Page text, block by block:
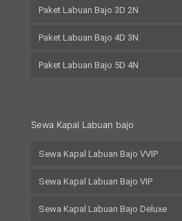
Paket Labuan Bajo 3D 2N
Paket Labuan Bajo 4D 3N
Paket Labuan Bajo 5D 4N
Sewa Kapal Labuan bajo
Sewa Kapal Labuan Bajo VVIP
Sewa Kapal Labuan Bajo VIP
Sewa Kapal Labuan Bajo Deluxe